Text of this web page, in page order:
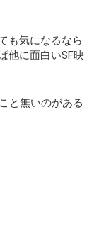
も気になるなら
他に面白いSF映
と無いのがある